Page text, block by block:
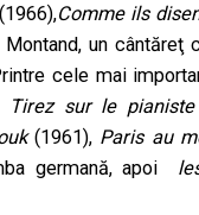
Comme ils
un
cele mai
Tirez sur le pianiste
(1961), Paris au
germană, apoi